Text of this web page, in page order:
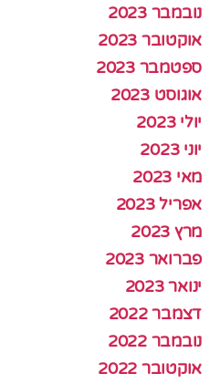
נובמבר 2023
אוקטובר 2023
ספטמבר 2023
אוגוסט 2023
יולי 2023
יוני 2023
מאי 2023
אפריל 2023
מרץ 2023
פברואר 2023
ינואר 2023
דצמבר 2022
נובמבר 2022
אוקטובר 2022